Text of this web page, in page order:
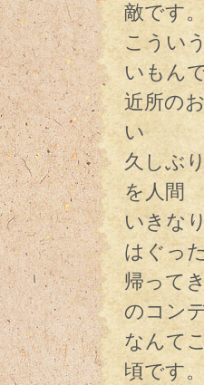
敵です
こうい
いもん
近所の
い
久しぶ
を人間
いきな
はぐっ
帰って
のコン
なんて
頃です